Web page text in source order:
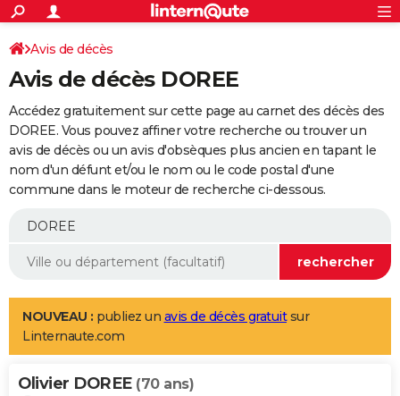
ACTUALITÉS
Politique
Société
Faits Divers
Education
Monde
Villes
+
SPORT
Coupe du monde 2026
Football
Tennis
Cyclisme
Rugby
Forum
Programme TV
TNT
Streaming
Cinéma
Sorties cinéma
Musique
+
FINANCE
Retraite
Epargne
Immobilier
Risques naturels par ville
Banque
Assurance
AUTO
Essais
Réserver un essai
Citadines
Berlines
SUV
Forum auto
+
Mobiles
Meilleur smartphone
Internet
Ordinateurs
Jeux vidéo
Guide high-tech
Aménagement intérieur
LIFESTYLE
Art de vivre
Bien-être
Loisirs
Mode
Modes de vie
Alimentation
Guide de la santé
Maladies
Médicaments
Sommeil
VOYAGE
Avis de décès
Avis de décès DOREE
Accédez gratuitement sur cette page au carnet des décès des
DOREE. Vous pouvez affiner votre recherche ou trouver un
avis de décès ou un avis d'obsèques plus ancien en tapant le
nom d'un défunt et/ou le nom ou le code postal d'une
commune dans le moteur de recherche ci-dessous.
NOUVEAU : publiez un avis de décès gratuitsur
Linternaute.com
Olivier DOREE (70 ans)